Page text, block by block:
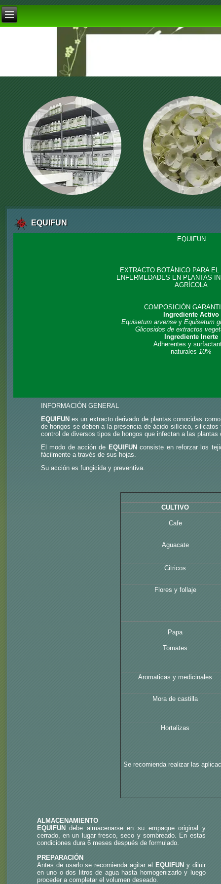
EQUIFUN
EQUIFUN
EXTRACTO BOTÁNICO PARA
ENFERMEDADES EN PLANTAS
AGRÍCOLA
COMPOSICIÓN
Ingrediente Activo
Equisetum arvenseyEquisetum
Glicosidos de extractos
Ingrediente Inerte
Adherentes y
naturales10%
INFORMACIÓN GENERAL
EQUIFUN es un extracto derivado de plantas conocidas
de hongos se deben a la presencia de ácido silícico,
control de diversos tipos de hongos que infectan a las
El modo de acción de EQUIFUN consiste en reforzar los
fácilmente a través de sus hojas.
Su acción es fungicida y preventiva.
CULTIVO
Cafe
Aguacate
Citricos
Flores y follaje
Papa
Tomates
Aromaticas y medicinales
Mora de castilla
Hortalizas
Se recomienda realizar las
ALMACENAMIENTO
EQUIFUN debe almacenarse en su empaque original y
cerrado, en un lugar fresco, seco y sombreado. En estas
condiciones dura 6 meses después de formulado.
PREPARACIÓN
Antes de usarlo se recomienda agitar el
EQUIFUN y diluir
en uno o dos litros de agua hasta homogenizarlo y luego
proceder a completar el volumen deseado.